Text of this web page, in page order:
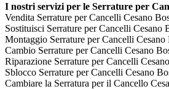
I nostri servizi per le Serrature per
Vendita Serrature per Cancelli Cesano
Sostituisci Serrature per Cancelli Cesano
Montaggio Serrature per Cancelli Cesano
Cambio Serrature per Cancelli Cesano
Riparazione Serrature per Cancelli
Sblocco Serrature per Cancelli Cesano
Cambiare la Serratura per il Cancello